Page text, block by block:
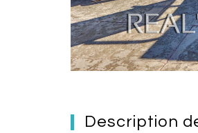
description